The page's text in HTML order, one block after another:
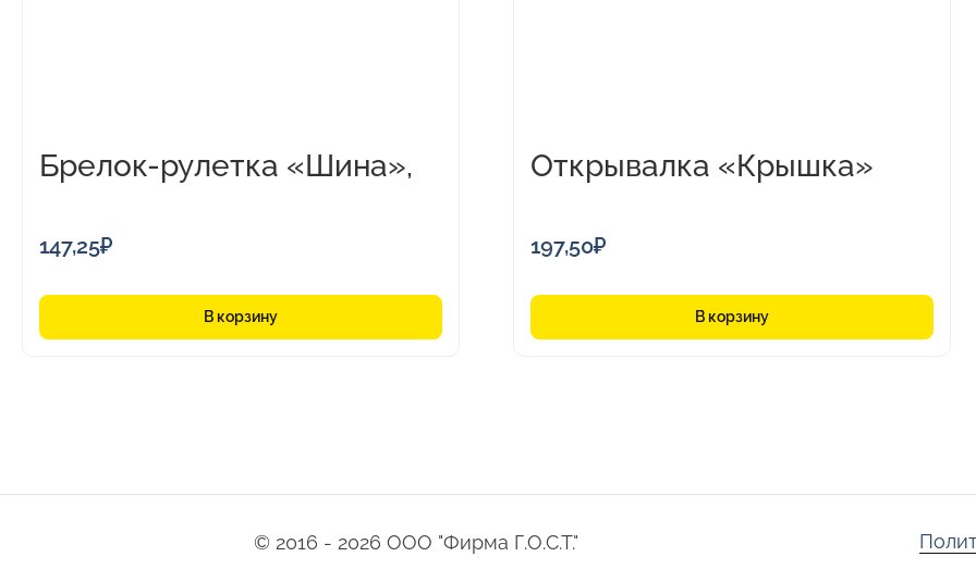
Брелок-рулетка «Шина»,
147,25₽
В корзину
Открывалка «Крышка»
197,50₽
В корзину
© 2016 - 2026 ООО "Фирма Г.О.С.Т."